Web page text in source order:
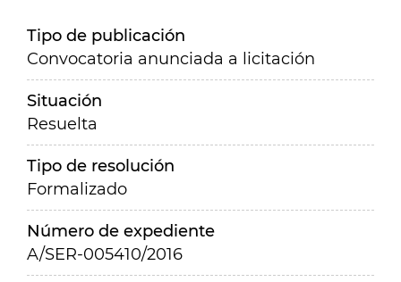
Tipo de publicación
Convocatoria anunciada a licitación
Situación
Resuelta
Tipo de resolución
Formalizado
Número de expediente
A/SER-005410/2016